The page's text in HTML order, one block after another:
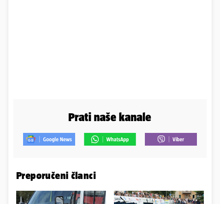
Prati naše kanale
Preporučeni članci